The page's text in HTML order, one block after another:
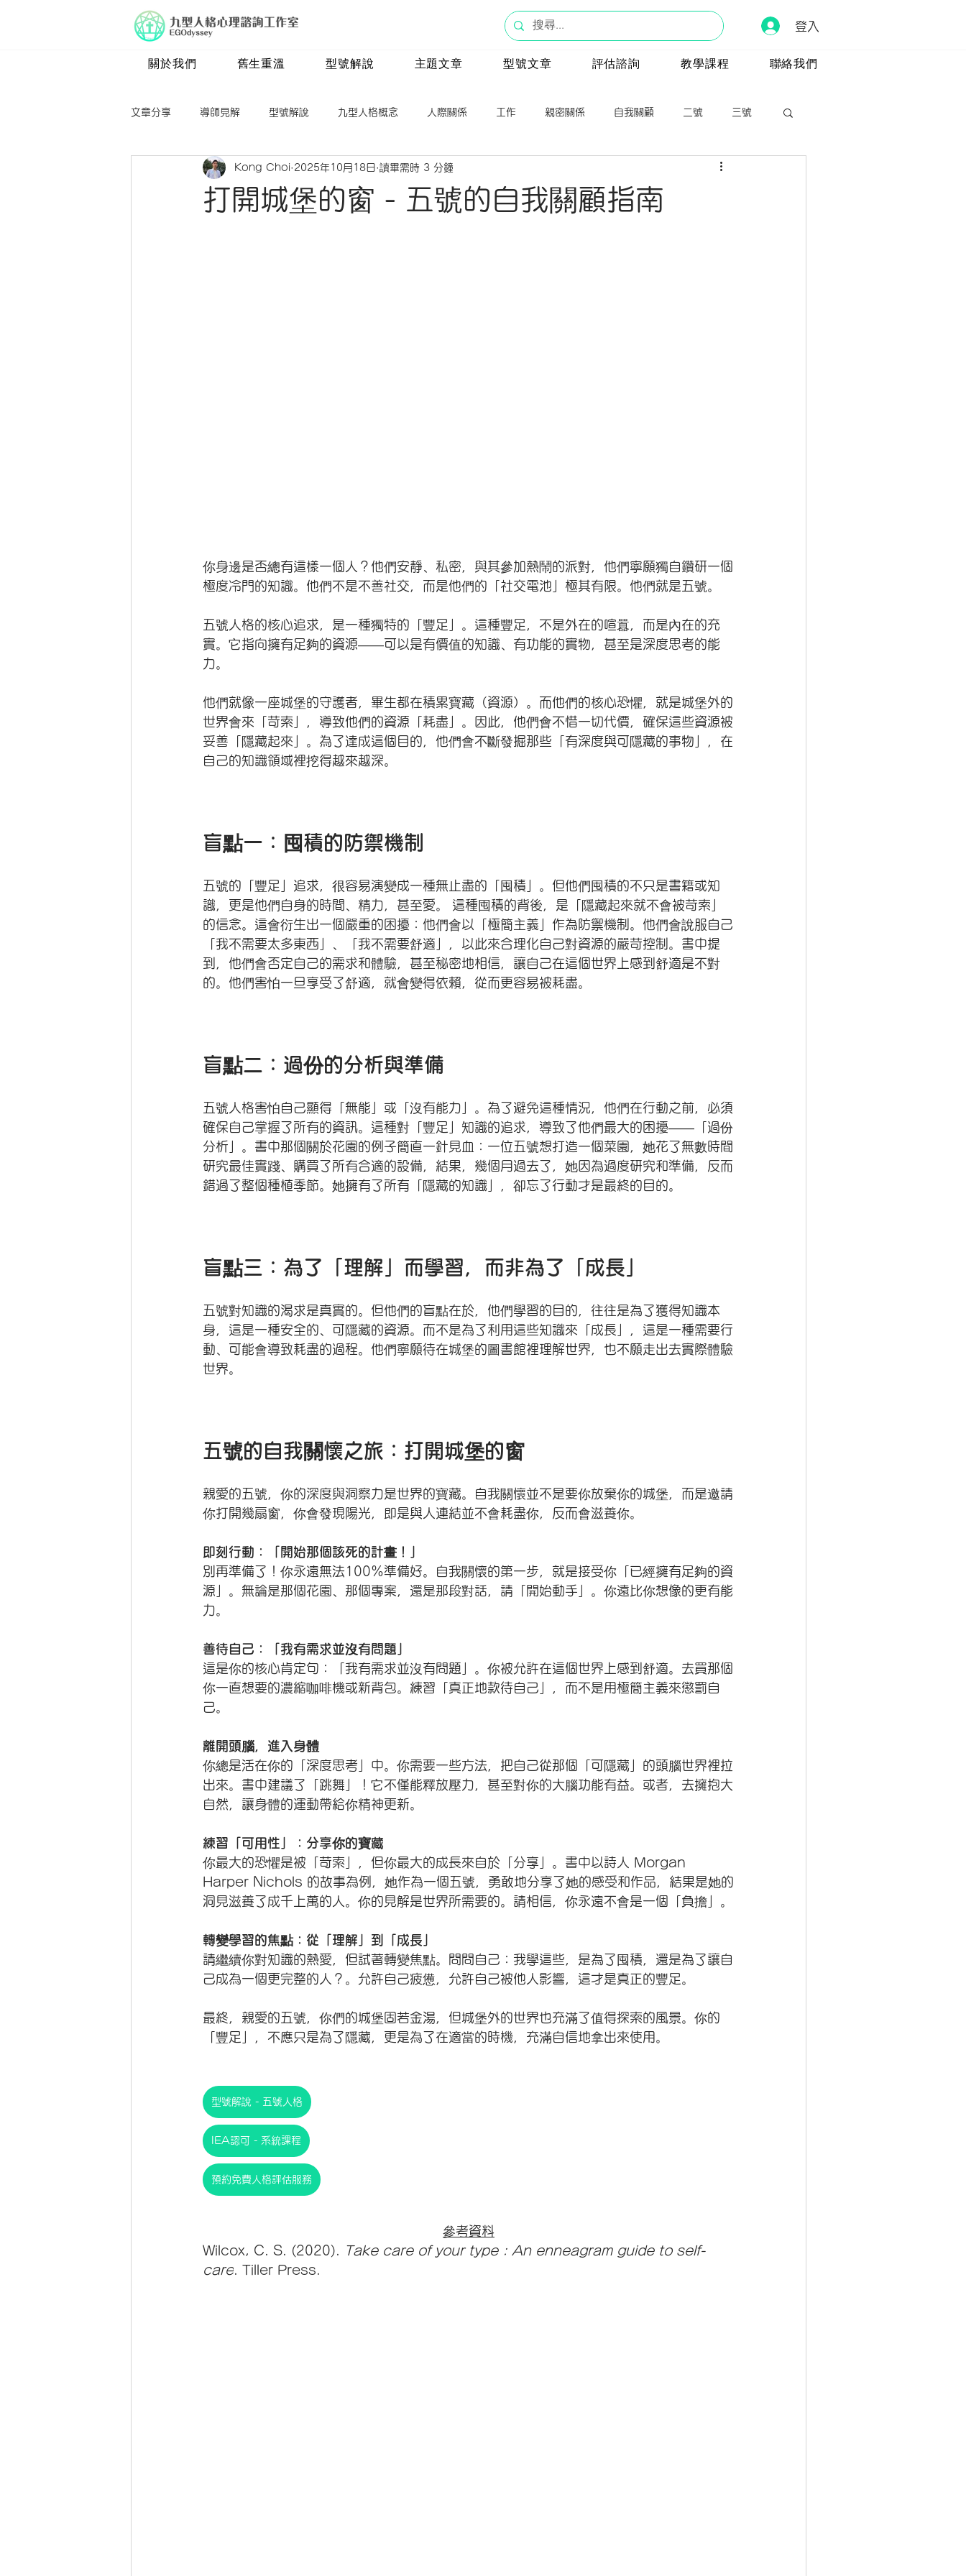
登入
關於我們 舊生重溫 型號解說 主題文章 型號文章 評估諮詢 教學課程 聯絡我們
文章分享 導師見解 型號解說 九型人格概念 人際關係 工作 親密關係 自我關顧 二號 三號
五號 六號 七號 八號 九號
打開城堡的窗 - 五號的自我關顧指南
Kong Choi 2025年10月18日 讀畢需時 3 分鐘
你身邊是否總有這樣一個人？他們安靜、私密，與其參加熱鬧的派對，他們寧願獨自鑽研一個
極度冷門的知識。他們不是不善社交，而是他們的「社交電池」極其有限。他們就是五號。
五號人格的核心追求，是一種獨特的「豐足」。這種豐足，不是外在的喧囂，而是內在的充
實。它指向擁有足夠的資源——可以是有價值的知識、有功能的實物，甚至是深度思考的能
力。
他們就像一座城堡的守護者，畢生都在積累寶藏（資源）。而他們的核心恐懼，就是城堡外的
世界會來「苛索」，導致他們的資源「耗盡」。因此，他們會不惜一切代價，確保這些資源被
妥善「隱藏起來」。為了達成這個目的，他們會不斷發掘那些「有深度與可隱藏的事物」，在
自己的知識領域裡挖得越來越深。
盲點一：囤積的防禦機制
五號的「豐足」追求，很容易演變成一種無止盡的「囤積」。但他們囤積的不只是書籍或知
識，更是他們自身的時間、精力，甚至愛。 這種囤積的背後，是「隱藏起來就不會被苛索」
的信念。這會衍生出一個嚴重的困擾：他們會以「極簡主義」作為防禦機制。他們會說服自己
「我不需要太多東西」、「我不需要舒適」，以此來合理化自己對資源的嚴苛控制。書中提
到，他們會否定自己的需求和體驗，甚至秘密地相信，讓自己在這個世界上感到舒適是不對
的。他們害怕一旦享受了舒適，就會變得依賴，從而更容易被耗盡。
盲點二：過份的分析與準備
五號人格害怕自己顯得「無能」或「沒有能力」。為了避免這種情況，他們在行動之前，必須
確保自己掌握了所有的資訊。這種對「豐足」知識的追求，導致了他們最大的困擾——「過份
分析」。書中那個關於花園的例子簡直一針見血：一位五號想打造一個菜園，她花了無數時間
研究最佳實踐、購買了所有合適的設備，結果，幾個月過去了，她因為過度研究和準備，反而
錯過了整個種植季節。她擁有了所有「隱藏的知識」，卻忘了行動才是最終的目的。
盲點三：為了「理解」而學習，而非為了「成長」
五號對知識的渴求是真實的。但他們的盲點在於，他們學習的目的，往往是為了獲得知識本
身，這是一種安全的、可隱藏的資源。而不是為了利用這些知識來「成長」，這是一種需要行
動、可能會導致耗盡的過程。他們寧願待在城堡的圖書館裡理解世界，也不願走出去實際體驗
世界。
五號的自我關懷之旅：打開城堡的窗
親愛的五號，你的深度與洞察力是世界的寶藏。自我關懷並不是要你放棄你的城堡，而是邀請
你打開幾扇窗，你會發現陽光，即是與人連結並不會耗盡你，反而會滋養你。
即刻行動：「開始那個該死的計畫！」
別再準備了！你永遠無法100%準備好。自我關懷的第一步，就是接受你「已經擁有足夠的資
源」。無論是那個花園、那個專案，還是那段對話，請「開始動手」。你遠比你想像的更有能
力。
善待自己：「我有需求並沒有問題」
這是你的核心肯定句：「我有需求並沒有問題」。你被允許在這個世界上感到舒適。去買那個
你一直想要的濃縮咖啡機或新背包。練習「真正地款待自己」，而不是用極簡主義來懲罰自
己。
離開頭腦，進入身體
你總是活在你的「深度思考」中。你需要一些方法，把自己從那個「可隱藏」的頭腦世界裡拉
出來。書中建議了「跳舞」！它不僅能釋放壓力，甚至對你的大腦功能有益。或者，去擁抱大
自然，讓身體的運動帶給你精神更新。
練習「可用性」：分享你的寶藏
你最大的恐懼是被「苛索」，但你最大的成長來自於「分享」。書中以詩人 Morgan
Harper Nichols 的故事為例，她作為一個五號，勇敢地分享了她的感受和作品，結果是她的
洞見滋養了成千上萬的人。你的見解是世界所需要的。請相信，你永遠不會是一個「負擔」。
轉變學習的焦點：從「理解」到「成長」
請繼續你對知識的熱愛，但試著轉變焦點。問問自己：我學這些，是為了囤積，還是為了讓自
己成為一個更完整的人？。允許自己疲憊，允許自己被他人影響，這才是真正的豐足。
最終，親愛的五號，你們的城堡固若金湯，但城堡外的世界也充滿了值得探索的風景。你的
「豐足」，不應只是為了隱藏，更是為了在適當的時機，充滿自信地拿出來使用。
型號解說 - 五號人格
IEA認可 - 系統課程
預約免費人格評估服務
參考資料
Wilcox, C. S. (2020).
Take care of your type : An enneagram guide to self-
care . Tiller Press.